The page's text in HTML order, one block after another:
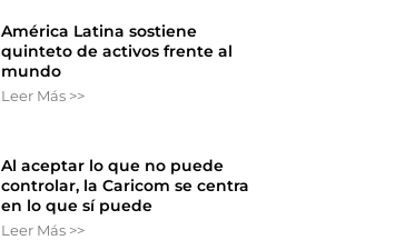
América Latina sostiene
quinteto de activos frente al
mundo
Leer Más >>
Al aceptar lo que no puede
controlar, la Caricom se centra
en lo que sí puede
Leer Más >>